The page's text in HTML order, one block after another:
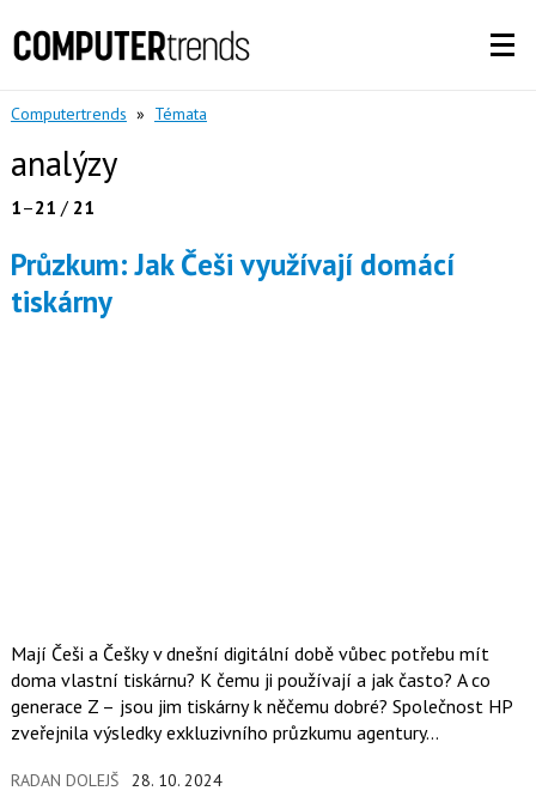
Computertrends » Témata
analýzy
1–21 / 21
Průzkum: Jak Češi využívají domácí
tiskárny
Mají Češi a Češky v dnešní digitální době vůbec potřebu mít
doma vlastní tiskárnu? K čemu ji používají a jak často? A co
generace Z –⁠⁠⁠⁠⁠⁠ jsou jim tiskárny k něčemu dobré? Společnost HP
zveřejnila výsledky exkluzivního průzkumu agentury…
RADAN DOLEJŠ 28. 10. 2024